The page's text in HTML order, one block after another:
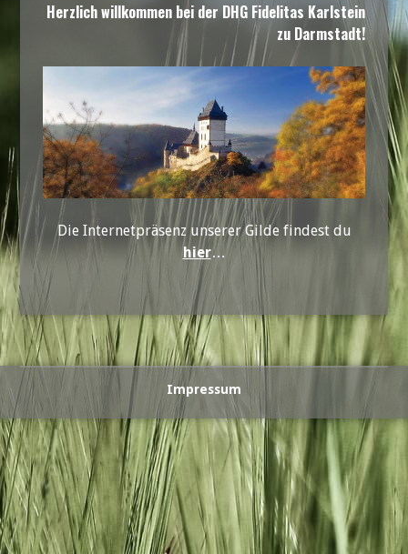
Herzlich willkommen bei der DHG Fidelitas Karlstein
zu Darmstadt!
Die Internetpräsenz unserer Gilde findest du
hier…
Impressum